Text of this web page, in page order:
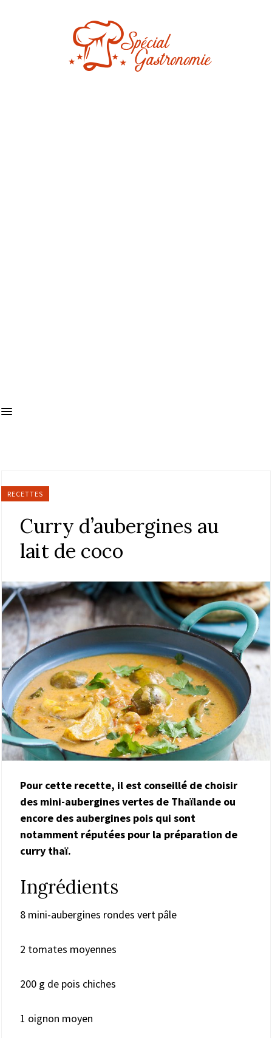
RECETTES
Curry d’aubergines au
lait de coco
Pour cette recette, il est conseillé de choisir
des mini-aubergines vertes de Thaïlande ou
encore des aubergines pois qui sont
notamment réputées pour la préparation de
curry thaï.
Ingrédients
8 mini-aubergines rondes vert pâle
2 tomates moyennes
200 g de pois chiches
1 oignon moyen